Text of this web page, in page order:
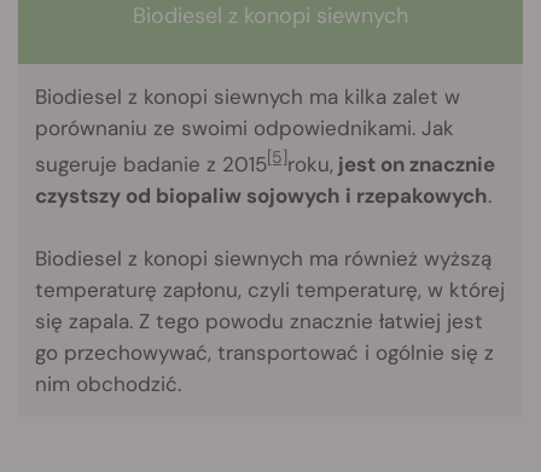
Biodiesel z konopi siewnych
Biodiesel z konopi siewnych ma kilka zalet w
porównaniu ze swoimi odpowiednikami. Jak
sugeruje badanie z 2015[5]roku, jest on znacznie
czystszy od biopaliw sojowych i rzepakowych.
Biodiesel z konopi siewnych ma również wyższą
temperaturę zapłonu, czyli temperaturę, w której
się zapala. Z tego powodu znacznie łatwiej jest
go przechowywać, transportować i ogólnie się z
nim obchodzić.